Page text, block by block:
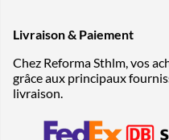
Livraison & Paiement
Chez Reforma Sthlm, vos
grâce aux principaux
livraison.